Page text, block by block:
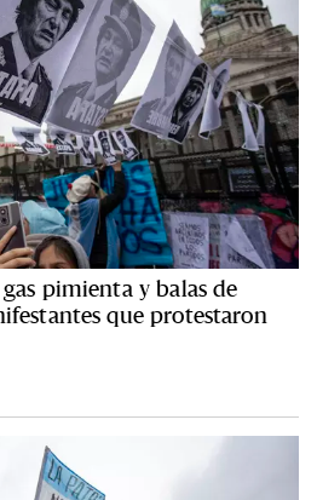
pimienta y balas de
que protestaron